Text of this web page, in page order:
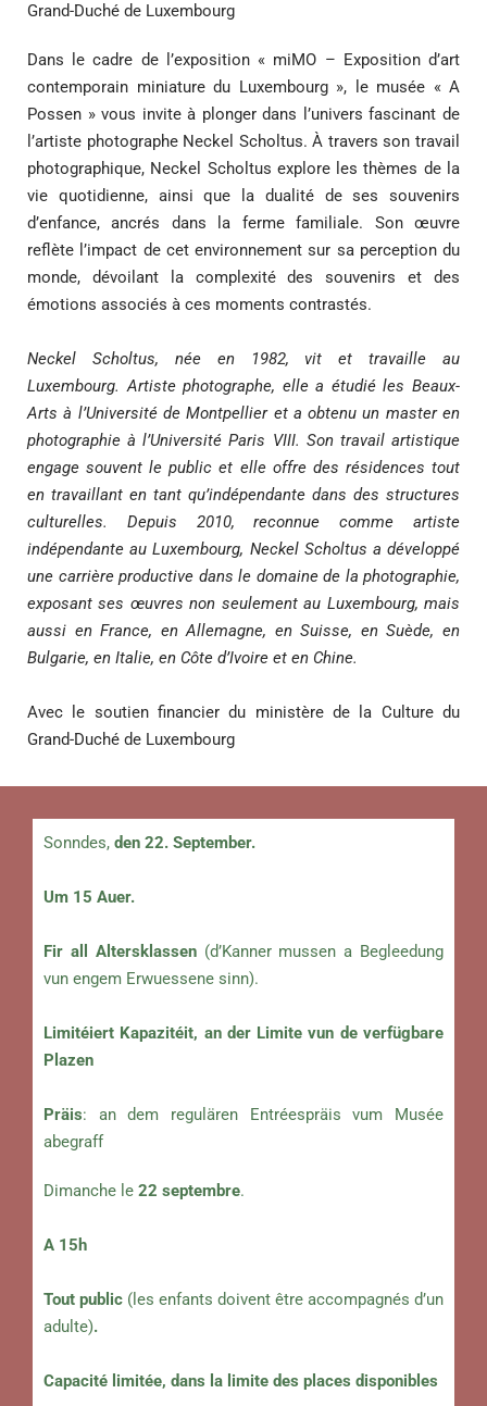
Grand-Duché de Luxembourg
Dans le cadre de l’exposition « miMO – Exposition d’art
contemporain miniature du Luxembourg », le musée « A
Possen » vous invite à plonger dans l’univers fascinant de
l’artiste photographe Neckel Scholtus. À travers son travail
photographique, Neckel Scholtus explore les thèmes de la
vie quotidienne, ainsi que la dualité de ses souvenirs
d’enfance, ancrés dans la ferme familiale. Son œuvre
reflète l’impact de cet environnement sur sa perception du
monde, dévoilant la complexité des souvenirs et des
émotions associés à ces moments contrastés.
Neckel Scholtus, née en 1982, vit et travaille au
Luxembourg. Artiste photographe, elle a étudié les Beaux-
Arts à l’Université de Montpellier et a obtenu un master en
photographie à l’Université Paris VIII. Son travail artistique
engage souvent le public et elle offre des résidences tout
en travaillant en tant qu’indépendante dans des structures
culturelles. Depuis 2010, reconnue comme artiste
indépendante au Luxembourg, Neckel Scholtus a développé
une carrière productive dans le domaine de la photographie,
exposant ses œuvres non seulement au Luxembourg, mais
aussi en France, en Allemagne, en Suisse, en Suède, en
Bulgarie, en Italie, en Côte d’Ivoire et en Chine.
Avec le soutien financier du ministère de la Culture du
Grand-Duché de Luxembourg
Sonndes, den 22. September.
Um 15 Auer.
Fir all Altersklassen (d’Kanner mussen a Begleedung
vun engem Erwuessene sinn).
Limitéiert Kapazitéit, an der Limite vun de verfügbare
Plazen
Präis: an dem regulären Entréespräis vum Musée
abegraff
Dimanche le 22 septembre.
A 15h
Tout public (les enfants doivent être accompagnés d’un
adulte).
Capacité limitée, dans la limite des places disponibles